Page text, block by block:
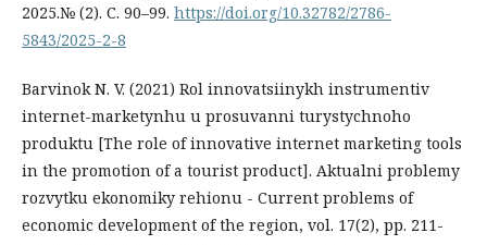
2025.№ (2). С. 90–99. https://doi.org/10.32782/2786-
5843/2025-2-8
Barvinok N. V. (2021) Rol innovatsiinykh instrumentiv
internet-marketynhu u prosuvanni turystychnoho
produktu [The role of innovative internet marketing tools
in the promotion of a tourist product]. Aktualni problemy
rozvytku ekonomiky rehionu - Current problems of
economic development of the region, vol. 17(2), рр. 211-